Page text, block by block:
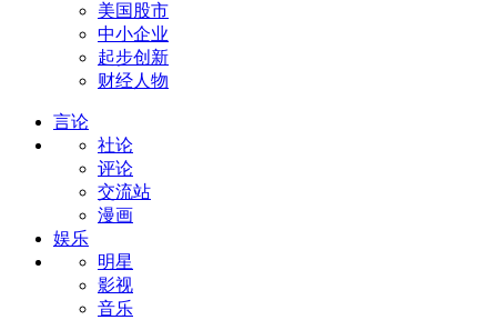
美国股市
中小企业
起步创新
财经人物
言论
社论
评论
交流站
漫画
娱乐
明星
影视
音乐